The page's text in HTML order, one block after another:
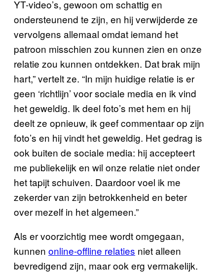
YT-video’s, gewoon om schattig en
ondersteunend te zijn, en hij verwijderde ze
vervolgens allemaal omdat iemand het
patroon misschien zou kunnen zien en onze
relatie zou kunnen ontdekken. Dat brak mijn
hart,” vertelt ze. “In mijn huidige relatie is er
geen ‘richtlijn’ voor sociale media en ik vind
het geweldig. Ik deel foto’s met hem en hij
deelt ze opnieuw, ik geef commentaar op zijn
foto’s en hij vindt het geweldig. Het gedrag is
ook buiten de sociale media: hij accepteert
me publiekelijk en wil onze relatie niet onder
het tapijt schuiven. Daardoor voel ik me
zekerder van zijn betrokkenheid en beter
over mezelf in het algemeen.”
Als er voorzichtig mee wordt omgegaan,
kunnen online-offline relaties niet alleen
bevredigend zijn, maar ook erg vermakelijk.